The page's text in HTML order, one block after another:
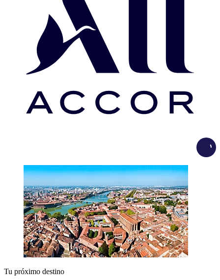
Tu próximo destino